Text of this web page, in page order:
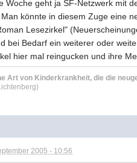
Woche geht ja SF-Netzwerk mit
könnte in diesem Zuge eine
Lesezirkel"
bei Bedarf ein weiterer oder
hier mal reingucken und ihre
Art von Kinderkrankheit, die die
2005 - 10:56